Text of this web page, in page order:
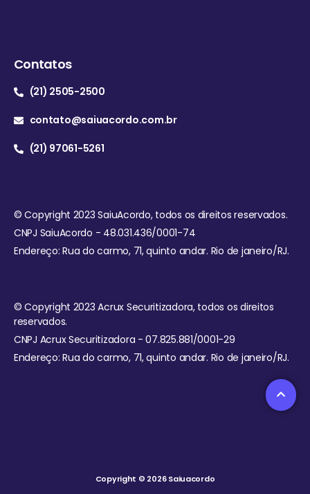
Contatos
(21) 2505-2500
contato@saiuacordo.com.br
(21) 97061-5261
© Copyright 2023 SaiuAcordo, todos os direitos reservados.
CNPJ SaiuAcordo - 48.031.436/0001-74
Endereço: Rua do carmo, 71, quinto andar. Rio de janeiro/RJ.
© Copyright 2023 Acrux Securitizadora, todos os direitos
reservados.
CNPJ Acrux Securitizadora - 07.825.881/0001-29
Endereço: Rua do carmo, 71, quinto andar. Rio de janeiro/RJ.
Copyright © 2026 Saiuacordo